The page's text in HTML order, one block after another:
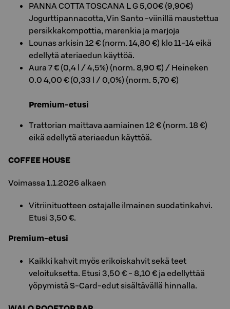
PANNA COTTA TOSCANA L G 5,00€ (9,90€)
Jogurttipannacotta, Vin Santo -viinillä maustettua
persikkakompottia, marenkia ja marjoja
Lounas arkisin 12 € (norm. 14,80 €) klo 11-14 eikä
edellytä ateriaedun käyttöä.
Aura 7 € (0,4 l / 4,5%) (norm. 8,90 €) / Heineken
0.0 4,00 € (0,33 l / 0,0%) (norm. 5,70 €)
Premium-etusi
Trattorian maittava aamiainen 12 € (norm. 18 €)
eikä edellytä ateriaedun käyttöä.
COFFEE HOUSE
Voimassa 1.1.2026 alkaen
Vitriinituotteen ostajalle ilmainen suodatinkahvi.
Etusi 3,50 €.
Premium-etusi
Kaikki kahvit myös erikoiskahvit sekä teet
veloituksetta. Etusi 3,50 € - 8,10 € ja edellyttää
yöpymistä S-Card-edut sisältävällä hinnalla.